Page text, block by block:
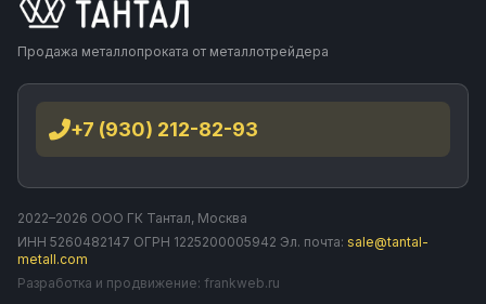
Продажа металлопроката от металлотрейдера
+7 (930) 212-82-93
2022–2026 ООО ГК Тантал, Москва
ИНН 5260482147 ОГРН 1225200005942 Эл. почта: sale@tantal-
metall.com
Разработка и продвижение: frankweb.ru